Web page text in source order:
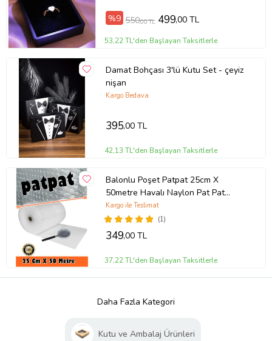
%9 550,00 TL 499,00 TL
53,22 TL'den Başlayan Taksitlerle
Damat Bohçası 3'lü Kutu Set - çeyiz
nişan
Kargo Bedava
395,00 TL
42,13 TL'den Başlayan Taksitlerle
Balonlu Poşet Patpat 25cm X
50metre Havalı Naylon Pat Pat
Ambalaj Pat Pat
(1)
Kargo ile Teslimat
349,00 TL
37,22 TL'den Başlayan Taksitlerle
Daha Fazla Kategori
Kutu ve Ambalaj Ürünleri